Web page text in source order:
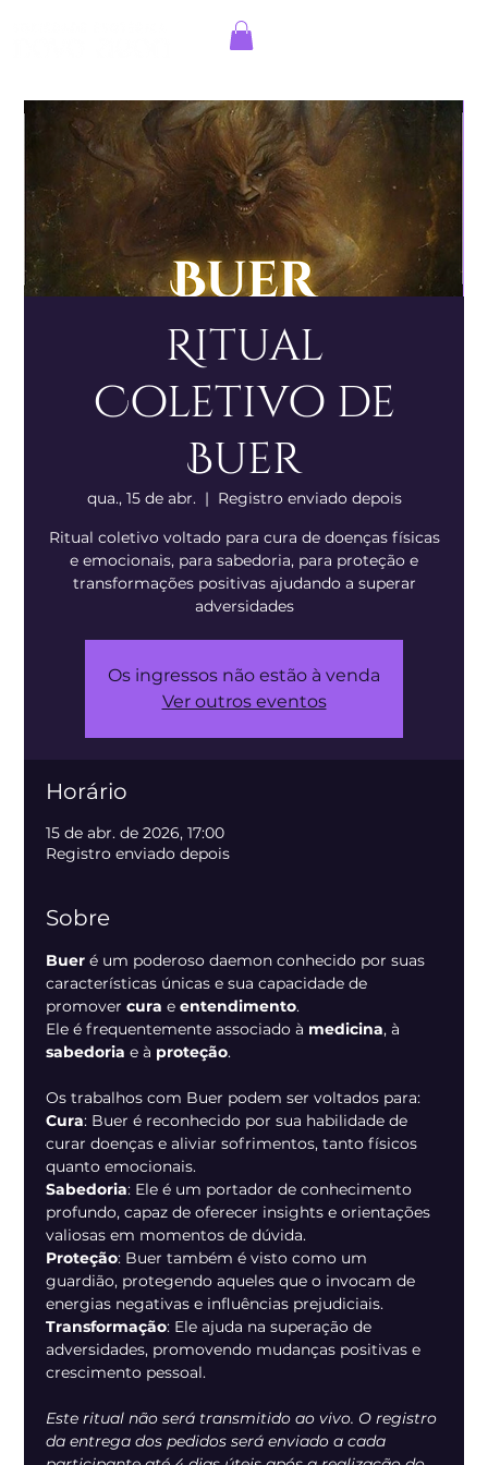
Ritual
Coletivo de
Buer
qua., 15 de abr.
  |
Registro enviado depois
Ritual coletivo voltado para cura de doenças físicas
e emocionais, para sabedoria, para proteção e
transformações positivas ajudando a superar
adversidades
Os ingressos não estão à venda
Ver outros eventos
Horário
15 de abr. de 2026, 17:00
Registro enviado depois
Sobre
Buer é um poderoso daemon conhecido por suas
características únicas e sua capacidade de
promover cura e entendimento.
Ele é frequentemente associado à medicina, à
sabedoria e à proteção.
Os trabalhos com Buer podem ser voltados para:
Cura: Buer é reconhecido por sua habilidade de
curar doenças e aliviar sofrimentos, tanto físicos
quanto emocionais.
Sabedoria: Ele é um portador de conhecimento
profundo, capaz de oferecer insights e orientações
valiosas em momentos de dúvida.
Proteção: Buer também é visto como um
guardião, protegendo aqueles que o invocam de
energias negativas e influências prejudiciais.
Transformação: Ele ajuda na superação de
adversidades, promovendo mudanças positivas e
crescimento pessoal.
Este ritual não será transmitido ao vivo. O registro
da entrega dos pedidos será enviado a cada